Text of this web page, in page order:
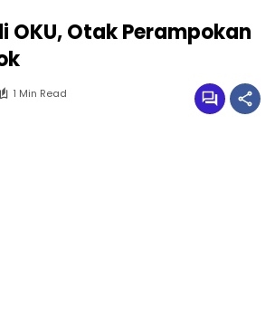
OKU, Otak Perampokan
1 Min Read